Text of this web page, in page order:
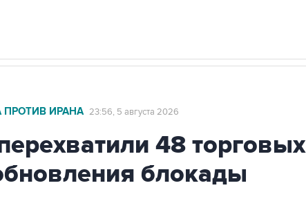
ИРАНА 23:56, 5 августа 2026
48 торговых
блокады